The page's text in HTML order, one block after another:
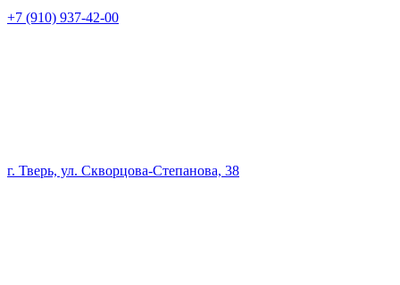
+7 (910) 937-42-00
г. Тверь, ул. Скворцова-Степанова, 38